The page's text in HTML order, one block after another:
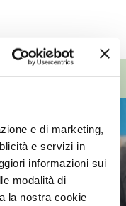
e di marketing,
e servizi in
informazioni sui
modalità di
la nostra cookie